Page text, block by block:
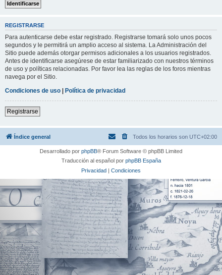
REGISTRARSE
Para autenticarse debe estar registrado. Registrarse tomará solo unos pocos
segundos y le permitirá un amplio acceso al sistema. La Administración del
Sitio puede además otorgar permisos adicionales a los usuarios registrados.
Antes de identificarse asegúrese de estar familiarizado con nuestros términos
de uso y políticas relacionadas. Por favor lea las reglas de los foros mientras
navega por el Sitio.
Condiciones de uso | Política de privacidad
Registrarse
Índice general Todos los horarios son UTC+02:00
Desarrollado por phpBB® Forum Software © phpBB Limited
Traducción al español por phpBB España
Privacidad | Condiciones